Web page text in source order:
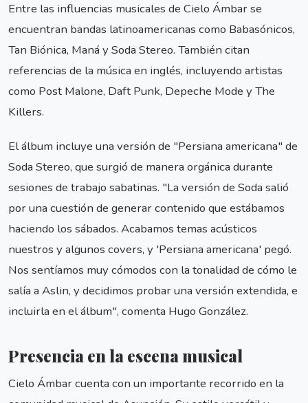
Entre las influencias musicales de Cielo Ámbar se
encuentran bandas latinoamericanas como Babasónicos,
Tan Biónica, Maná y Soda Stereo. También citan
referencias de la música en inglés, incluyendo artistas
como Post Malone, Daft Punk, Depeche Mode y The
Killers.
El álbum incluye una versión de "Persiana americana" de
Soda Stereo, que surgió de manera orgánica durante
sesiones de trabajo sabatinas. "La versión de Soda salió
por una cuestión de generar contenido que estábamos
haciendo los sábados. Acabamos temas acústicos
nuestros y algunos covers, y 'Persiana americana' pegó.
Nos sentíamos muy cómodos con la tonalidad de cómo le
salía a Aslin, y decidimos probar una versión extendida, e
incluirla en el álbum", comenta Hugo González.
Presencia en la escena musical
Cielo Ámbar cuenta con un importante recorrido en la